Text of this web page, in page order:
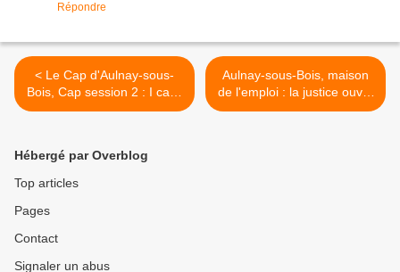
Répondre
< Le Cap d'Aulnay-sous-
Bois, Cap session 2 : I can't
help falling in love with you
Aulnay-sous-Bois, maison
de l'emploi : la justice ouvre
une enquête >
Hébergé par Overblog
Top articles
Pages
Contact
Signaler un abus